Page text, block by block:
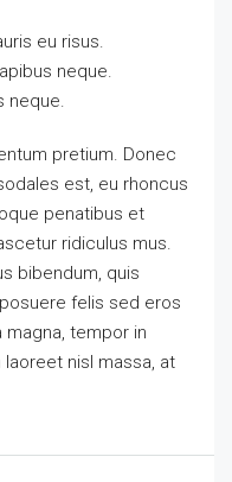
eu risus.
neque.
neque.
pretium. Donec
est, eu rhoncus
penatibus et
ridiculus mus.
bibendum, quis
felis sed eros
tempor in
laoreet nisl massa, at